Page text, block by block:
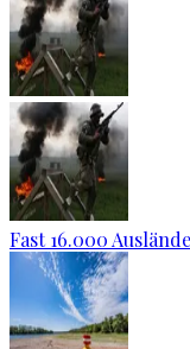
Fast 16.000